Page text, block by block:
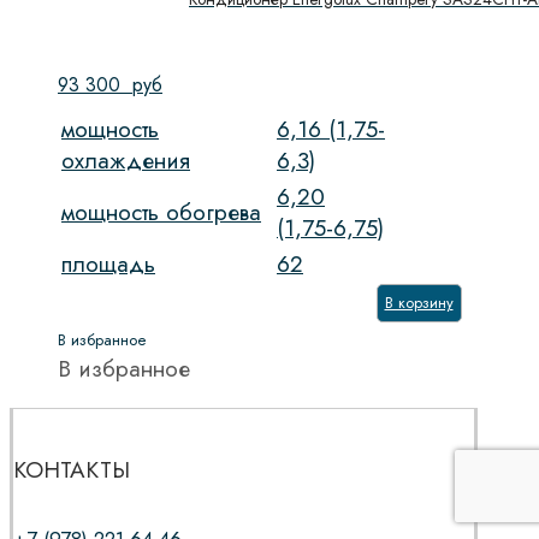
93 300 руб
мощность
охлаждения
6,16 (1,75-
6,3)
мощность обогрева 6,20
(1,75-6,75)
площадь
62
В корзину
В избранное
В избранное
КОНТАКТЫ